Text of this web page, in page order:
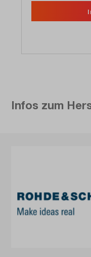
Infos zum